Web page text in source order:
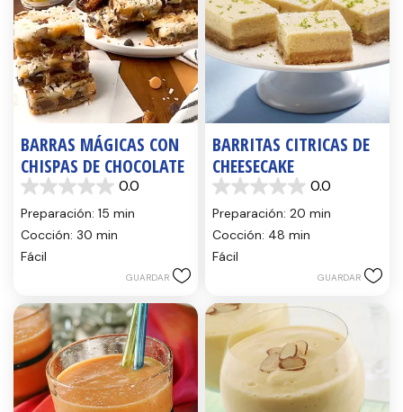
BARRAS MÁGICAS CON
CHISPAS DE CHOCOLATE
0.0
0.0
de
estrellas.
Preparación: 15 min
Cocción: 30 min
Fácil
GUARDAR
BARRITAS CITRICAS DE
CHEESECAKE
0.0
0.0
de
estrellas.
Preparación: 20 min
Cocción: 48 min
Fácil
GUARDAR